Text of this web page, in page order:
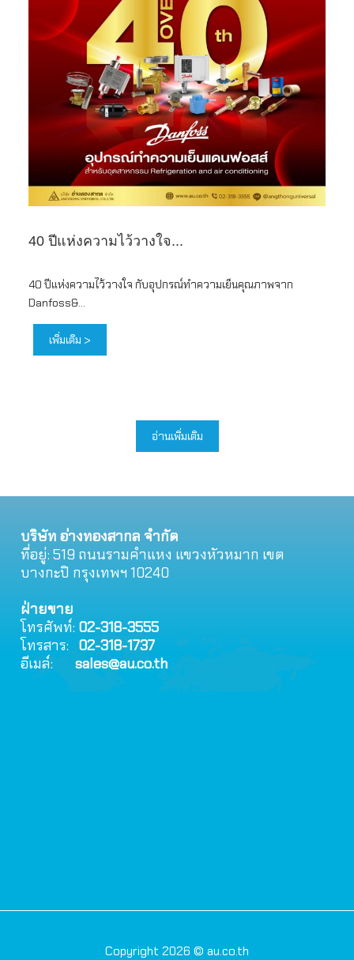
40 ปีแห่งความไว้วางใจ...
40 ปีแห่งความไว้วางใจ กับอุปกรณ์ทำความเย็นคุณภาพจาก
Danfoss&...
เพิ่มเติม >
อ่านเพิ่มเติม
บริษัท อ่างทองสากล จำกัด
ที่อยู่: 519 ถนนรามคําแหง แขวงหัวหมาก เขต
บางกะปิ กรุงเทพฯ 10240
ฝ่ายขาย
โทรศัพท์: 02-318-3555
โทรสาร:02-318-1737
อีเมล์:sales@au.co.th
Copyright 2026 © au.co.th